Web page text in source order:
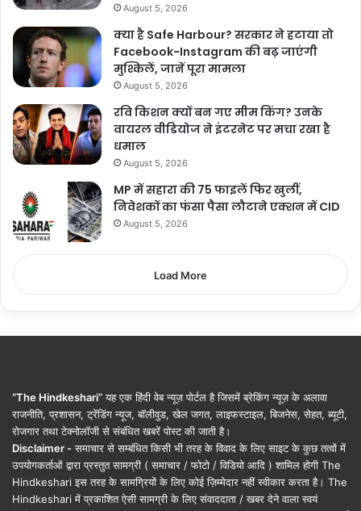
August 5, 2026
क्या है Safe Harbour? सरकार ने हटाया तो
Facebook-Instagram की बढ़ जाएंगी
मुश्किलें, जानें पूरा मामला
August 5, 2026
रवि किशन क्यों बन गए मीम किंग? उनके
वायरल वीडियोज ने इंटरनेट पर मचा रखा है
धमाल
August 5, 2026
MP में सहारा की 75 फाइलें फिर खुलीं,
निवेशकों का फंसा पैसा लौटाने एक्शन में CID
August 5, 2026
Load More
“The Hindkeshari”यह एक हिंदी वेब न्यूज़ पोर्टल है जिसमें ब्रेकिंग न्यूज़ के अलावा
राजनीति, प्रशासन, ट्रेंडिंग न्यूज, बॉलीवुड, खेल जगत, लाइफस्टाइल, बिजनेस, सेहत, ब्यूटी,
रोजगार तथा टेक्नोलॉजी से संबंधित खबरें पोस्ट की जाती है।
Disclaimer - समाचार से सम्बंधित किसी भी तरह के विवाद के लिए साइट के कुछ तत्वों में
उपयोगकर्ताओं द्वारा प्रस्तुत सामग्री ( समाचार / फोटो / विडियो आदि ) शामिल होगी The
Hindkeshari इस तरह के सामग्रियों के लिए कोई ज़िम्मेदार नहीं स्वीकार करता है। The
Hindkeshari में प्रकाशित ऐसी सामग्री के लिए संवाददाता / खबर देने वाला स्वयं